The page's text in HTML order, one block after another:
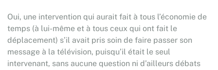
Oui, une intervention qui aurait fait à tous l’économie de
temps (à lui-même et à tous ceux qui ont fait le
déplacement) s’il avait pris soin de faire passer son
message à la télévision, puisqu’il était le seul
intervenant, sans aucune question ni d’ailleurs débats